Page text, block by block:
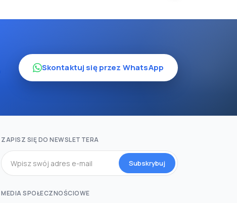
Skontaktuj się przez WhatsApp
ZAPISZ SIĘ DO NEWSLETTERA
Subskrybuj
MEDIA SPOŁECZNOŚCIOWE